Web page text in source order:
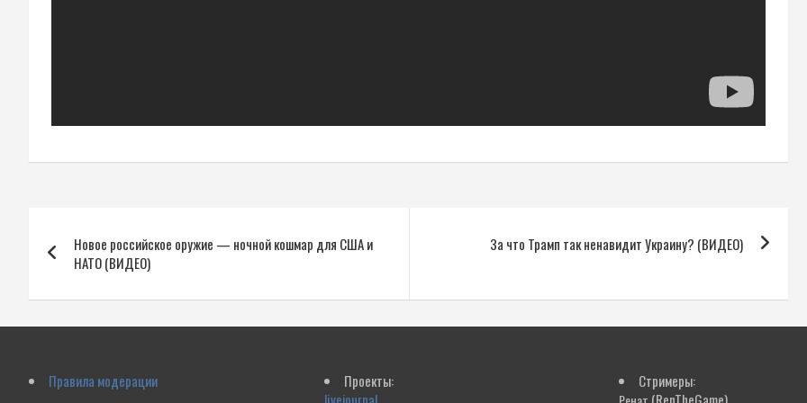
по
записям
Новое российское оружие — ночной кошмар для США и
НАТО (ВИДЕО)
За что Трамп так ненавидит Украину? (ВИДЕО)
Правила модерации
Проекты:
Стримеры: